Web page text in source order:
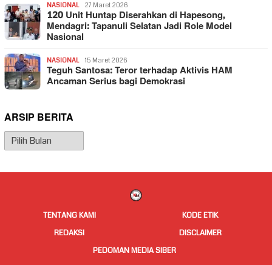
NASIONAL 27 Maret 2026
120 Unit Huntap Diserahkan di Hapesong,
Mendagri: Tapanuli Selatan Jadi Role Model
Nasional
NASIONAL 15 Maret 2026
Teguh Santosa: Teror terhadap Aktivis HAM
Ancaman Serius bagi Demokrasi
ARSIP BERITA
Arsip
Berita
TENTANG KAMI
KODE ETIK
REDAKSI
DISCLAIMER
PEDOMAN MEDIA SIBER